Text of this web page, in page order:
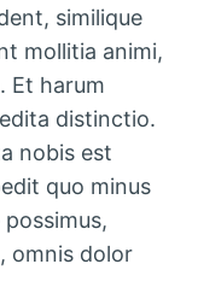
similique
mollitia animi,
Et harum
distinctio.
nobis est
quo minus
omnis dolor